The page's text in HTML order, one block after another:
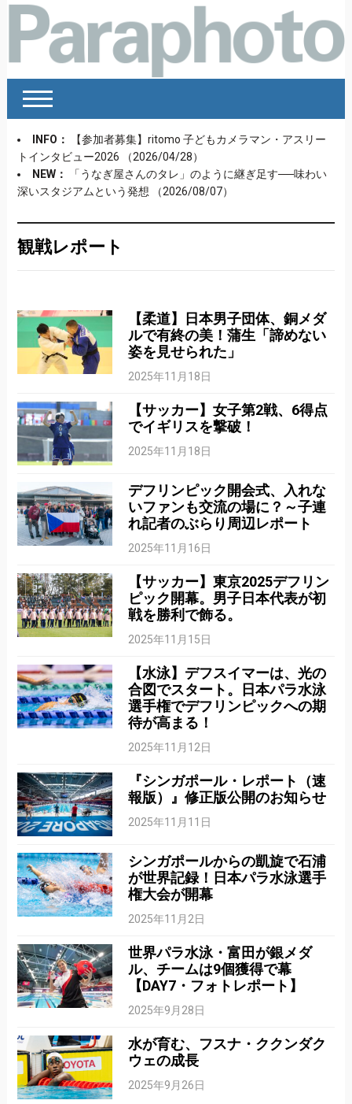
INFO：
【参加者募集】ritomo 子どもカメラマン・アスリー
トインタビュー2026
（2026/04/28）
NEW：
「うなぎ屋さんのタレ」のように継ぎ足す──味わい
深いスタジアムという発想
（2026/08/07）
観戦レポート
【柔道】日本男子団体、銅メダ
ルで有終の美！蒲生「諦めない
姿を見せられた」
2025年11月18日
【サッカー】女子第2戦、6得点
でイギリスを撃破！
2025年11月18日
デフリンピック開会式、入れな
いファンも交流の場に？～子連
れ記者のぶらり周辺レポート
2025年11月16日
【サッカー】東京2025デフリン
ピック開幕。男子日本代表が初
戦を勝利で飾る。
2025年11月15日
【水泳】デフスイマーは、光の
合図でスタート。日本パラ水泳
選手権でデフリンピックへの期
待が高まる！
2025年11月12日
『シンガポール・レポート（速
報版）』修正版公開のお知らせ
2025年11月11日
シンガポールからの凱旋で石浦
が世界記録！日本パラ水泳選手
権大会が開幕
2025年11月2日
世界パラ水泳・富田が銀メダ
ル、チームは9個獲得で幕
【DAY7・フォトレポート】
2025年9月28日
水が育む、フスナ・ククンダク
ウェの成長
2025年9月26日